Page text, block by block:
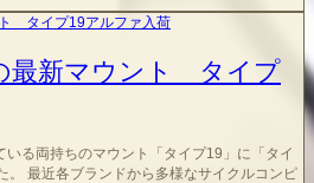
最新マウント タイプ
いる両持ちのマウント「タイプ19」に「タイ
。 最近各ブランドから多様なサイクルコンピ